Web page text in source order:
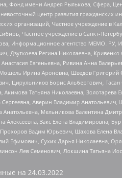
Фонд имени Андрея Рылькова, Сфера,
центр развития
Частное учреждение в
Частное учреждение в Санкт-
Информационное агентство МЕМО.
Дзугкоева Регина Николаевна,
Евгеньевна, Ривина Анна
Ирина Ароновна, Шведов
Цирульников Борис Альбертович,
Татьяна Николаевна,
Аверин Владимир
Мельникова Валентина
Алексеевна, Закс Елена
Вадим Юрьевич, Шахова Елена
Ефимович, Сухих Дарья Николаевна,
Лев Семенович, Локшина Татьяна
на 24.03.2022